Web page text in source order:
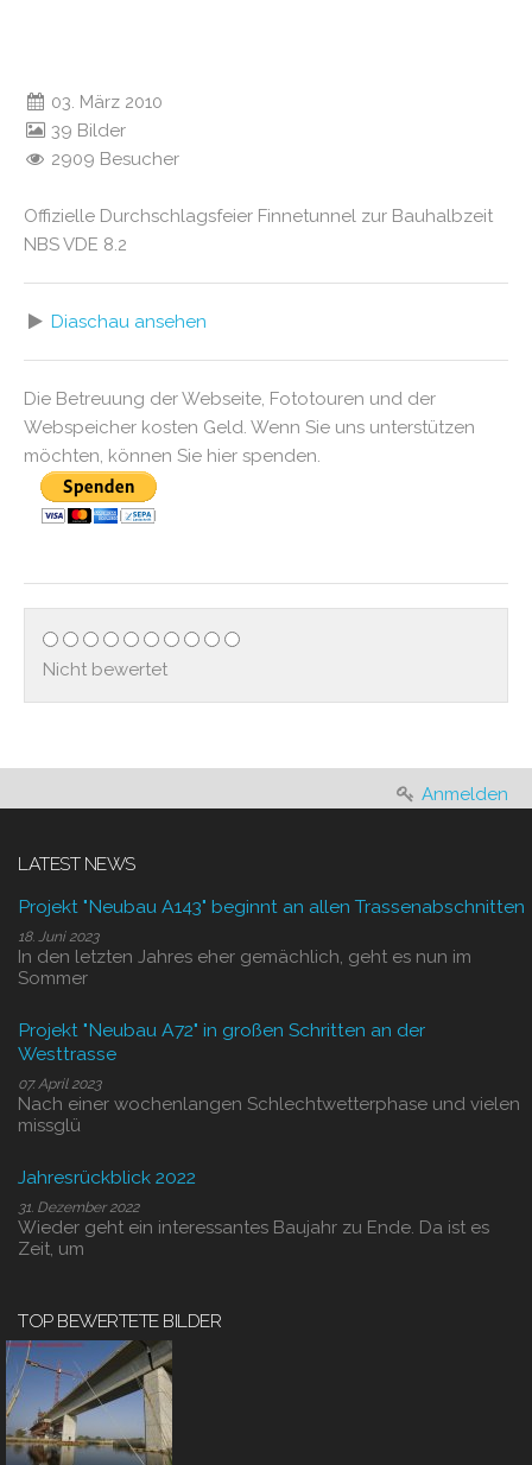
03. März 2010
39 Bilder
2909 Besucher
Offizielle Durchschlagsfeier Finnetunnel zur Bauhalbzeit
NBS VDE 8.2
Diaschau ansehen
Die Betreuung der Webseite, Fototouren und der
Webspeicher kosten Geld. Wenn Sie uns unterstützen
möchten, können Sie hier spenden.
Nicht bewertet
Anmelden
LATEST NEWS
Projekt "Neubau A143" beginnt an allen Trassenabschnitten
18. Juni 2023
In den letzten Jahres eher gemächlich, geht es nun im
Sommer
Projekt "Neubau A72" in großen Schritten an der
Westtrasse
07. April 2023
Nach einer wochenlangen Schlechtwetterphase und vielen
missglü
Jahresrückblick 2022
31. Dezember 2022
Wieder geht ein interessantes Baujahr zu Ende. Da ist es
Zeit, um
TOP BEWERTETE BILDER